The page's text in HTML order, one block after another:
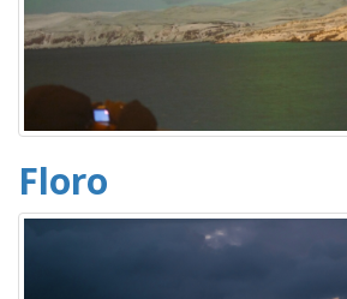
Floro